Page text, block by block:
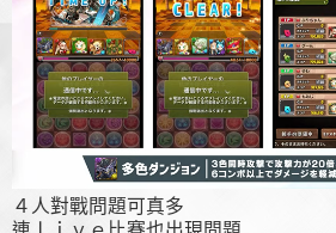
４人對戰問題可真多